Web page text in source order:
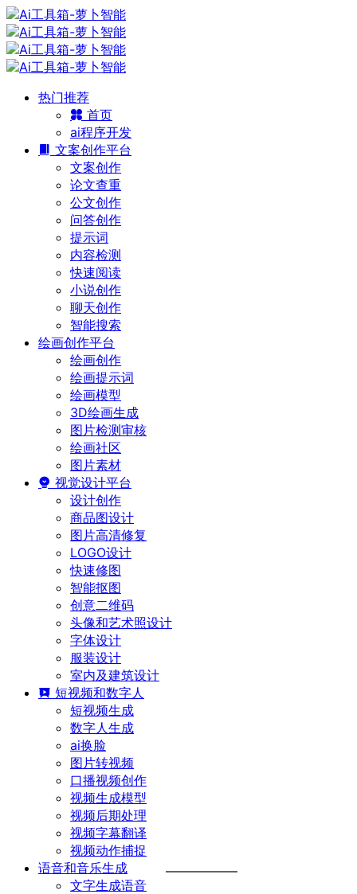
热门推荐
首页
ai程序开发
文案创作平台
文案创作
论文查重
公文创作
问答创作
提示词
内容检测
快速阅读
小说创作
聊天创作
智能搜索
绘画创作平台
绘画创作
绘画提示词
绘画模型
3D绘画生成
图片检测审核
绘画社区
图片素材
视觉设计平台
设计创作
商品图设计
图片高清修复
LOGO设计
快速修图
智能抠图
创意二维码
头像和艺术照设计
字体设计
服装设计
室内及建筑设计
短视频和数字人
短视频生成
数字人生成
ai换脸
图片转视频
口播视频创作
视频生成模型
视频后期处理
视频字幕翻译
视频动作捕捉
语音和音乐生成
文字生成语音